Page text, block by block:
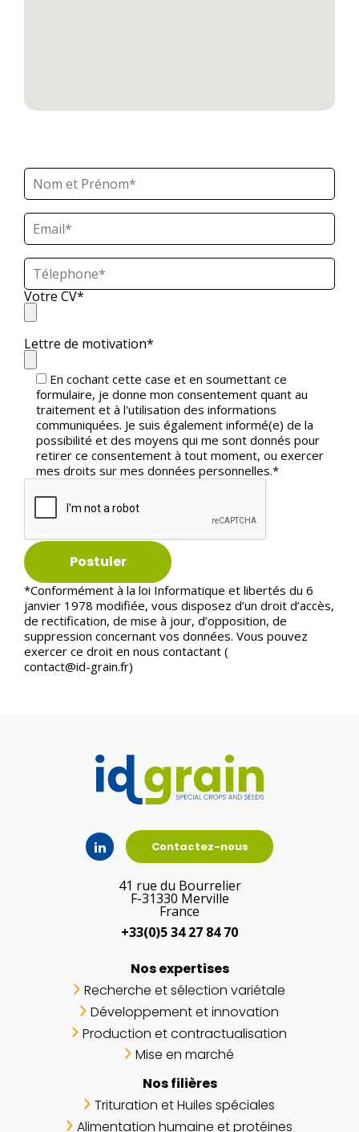
Votre CV*
Lettre de motivation*
En cochant cette case et en soumettant ce
formulaire, je donne mon consentement quant au
traitement et à l'utilisation des informations
communiquées. Je suis également informé(e) de la
possibilité et des moyens qui me sont donnés pour
retirer ce consentement à tout moment, ou exercer
mes droits sur mes données personnelles.*
*Conformément à la loi Informatique et libertés du 6
janvier 1978 modifiée, vous disposez d’un droit d’accès,
de rectification, de mise à jour, d’opposition, de
suppression concernant vos données. Vous pouvez
exercer ce droit en nous contactant (
contact@id-grain.fr)
Contactez-nous
41 rue du Bourrelier
F-31330 Merville
France
+33(0)5 34 27 84 70
Nos expertises
Recherche et sélection variétale
Développement et innovation
Production et contractualisation
Mise en marché
Nos filières
Trituration et Huiles spéciales
Alimentation humaine et protéines